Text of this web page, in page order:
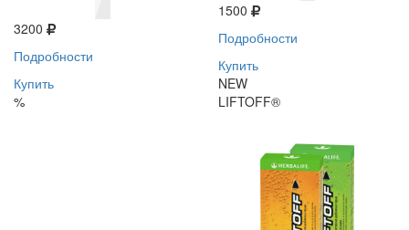
3200
Подробности
Купить
%
1500
Подробности
Купить
NEW
LIFTOFF®